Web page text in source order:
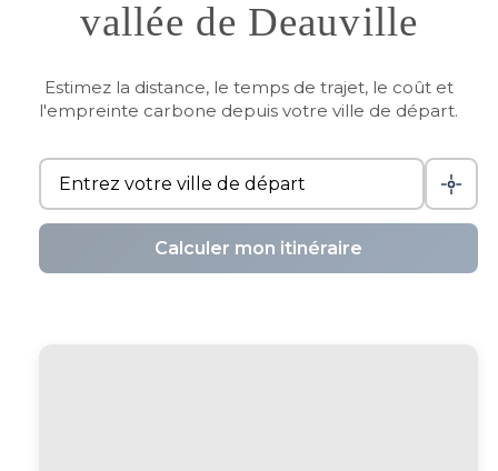
vallée de Deauville
Estimez la distance, le temps de trajet, le coût et
l'empreinte carbone depuis votre ville de départ.
Calculer mon itinéraire